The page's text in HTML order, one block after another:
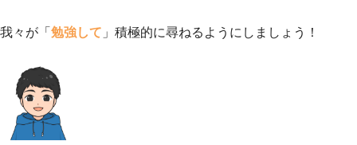
我々が「 勉強して 」積極的に尋ねるようにしましょう！